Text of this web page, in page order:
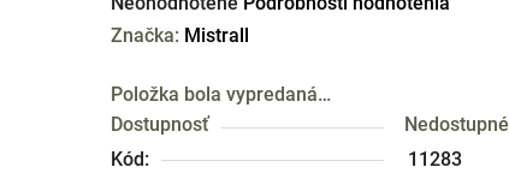
hodnotenie
je
0,0
z
Značka: Mistrall
Položka bola vypredaná…
Dostupnosť
Nedostupné
Kód:
11283